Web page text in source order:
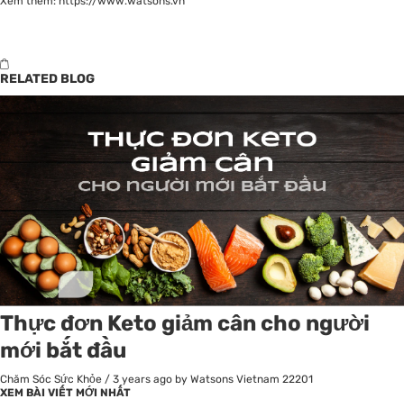
RELATED BLOG
Thực đơn Keto giảm cân cho người
mới bắt đầu
Chăm Sóc Sức Khỏe / 3 years ago by Watsons Vietnam 22201
XEM BÀI VIẾT MỚI NHẤT